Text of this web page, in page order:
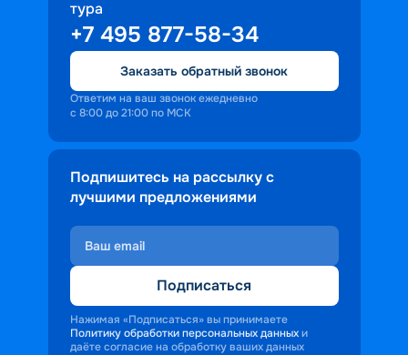
доброжелательность и заинтересованность
персонала корабля в каждом госте.
Ступая на борт теплохода, пассажиры
попадают в совершенно иную атмосферу,
где властвует тяга к приключениям и
открытиям.
тура
+7 495 877-58-34
Заказать обратный звонок
Ответим на ваш звонок ежедневно
с 8:00 до 21:00 по МСК
Подпишитесь на рассылку с
лучшими предложениями
Подписаться
Нажимая «Подписаться» вы принимаете
Политику обработки персональных данных и
даёте согласие на обработку ваших данных